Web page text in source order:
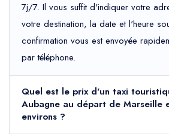
7j/7. Il vous suffit d'indiquer votre
votre destination, la date et l'heure
confirmation vous est envoyée
par téléphone.
Quel est le prix d'un taxi
Aubagne au départ de Marseille
environs ?